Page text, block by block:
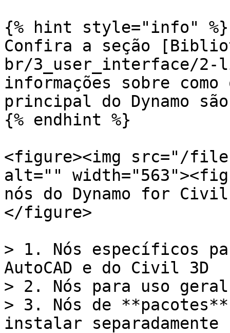
{% hint style="info" %}
Confira a seção
br/3_user_interface/2-
informações sobre
principal do Dynamo
{% endhint %}
<figure><img src="/files/
alt=""
nós do Dynamo for
</figure>
> 1. Nós específicos
AutoCAD e do Civil 3D
> 2. Nós para uso geral
> 3. Nós de
instalar separadamente